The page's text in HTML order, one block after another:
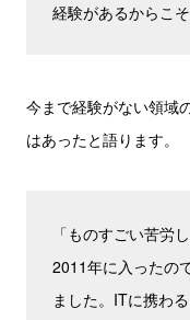
経験があるからこ
今まで経験がない領域
はあったと語ります。
「ものすごい苦労
2011年に入ったの
ました。ITに携わ